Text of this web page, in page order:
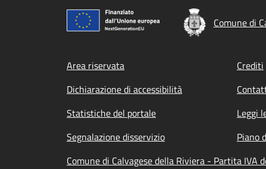
Comune di
Footer menu
Area riservata Crediti
Dichiarazione di accessibilità
Statistiche del portale
Leggi
Segnalazione disservizio
Piano
Comune di Calvagese della Riviera - Partita